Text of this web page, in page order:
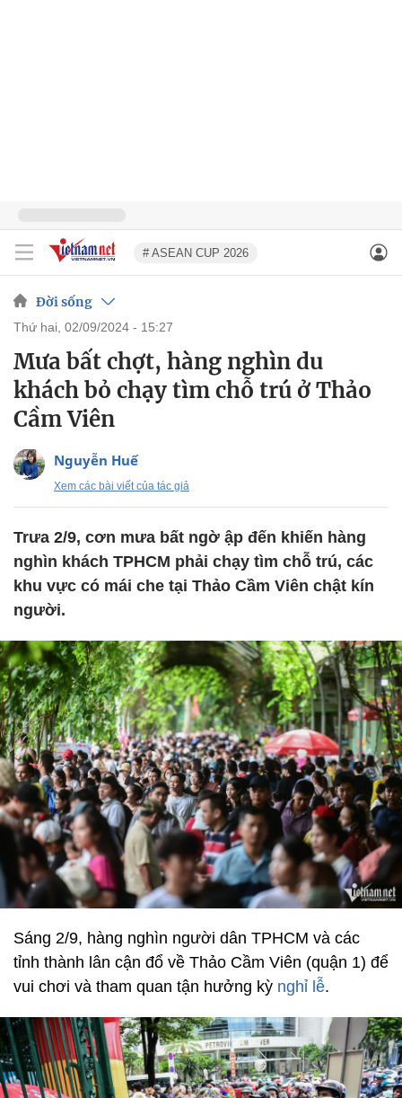
# ASEAN CUP 2026
Đời sống
thứ hai, 02/09/2024 - 15:27
Mưa bất chợt, hàng nghìn du
khách bỏ chạy tìm chỗ trú ở Thảo
Cầm Viên
Nguyễn Huế
Xem các bài viết của tác giả
Trưa 2/9, cơn mưa bất ngờ ập đến khiến hàng
nghìn khách TPHCM phải chạy tìm chỗ trú, các
khu vực có mái che tại Thảo Cầm Viên chật kín
người.
Sáng 2/9, hàng nghìn người dân TPHCM và các
tỉnh thành lân cận đổ về Thảo Cầm Viên (quận 1) để
vui chơi và tham quan tận hưởng kỳ nghỉ lễ.